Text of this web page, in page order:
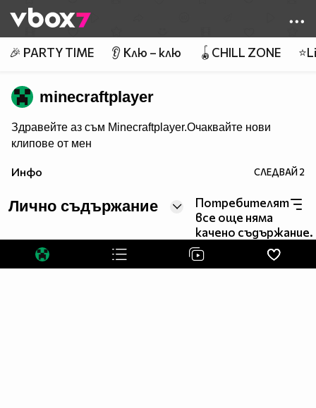
👾
🎉 PARTY TIME 👂 Клю – клю 🪀CHILL ZONE
minecraftplayer
Здравейте аз съм Minecraftplayer.Очаквайте нови
клипове от мен
Инфо СЛЕДВАЙ2
Лично съдържание
Потребителят
все още няма
качено съдържание.